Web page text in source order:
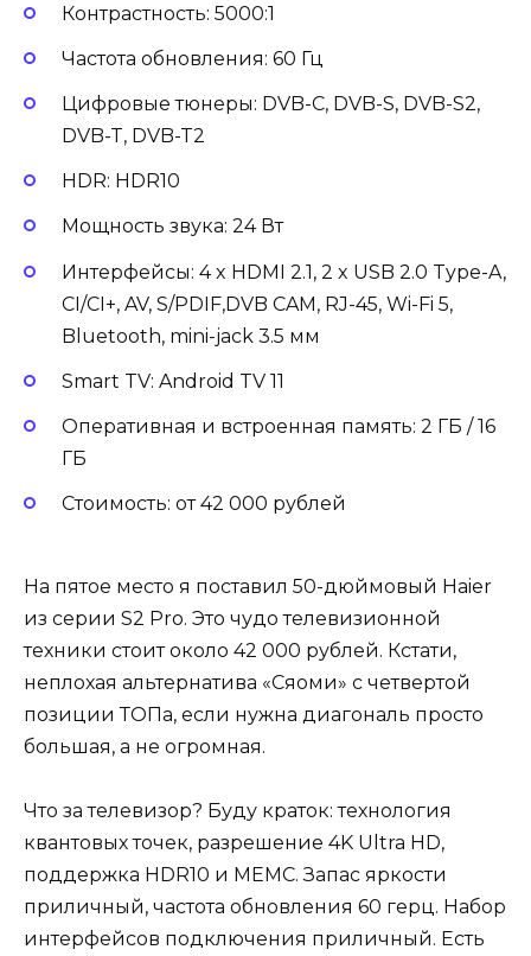
Контрастность: 5000:1
Частота обновления: 60 Гц
Цифровые тюнеры: DVB-C, DVB-S, DVB-S2,
DVB-T, DVB-T2
HDR: HDR10
Мощность звука: 24 Вт
Интерфейсы: 4 x HDMI 2.1, 2 x USB 2.0 Type-A,
CI/CI+, AV, S/PDIF,DVB CAM, RJ-45, Wi-Fi 5,
Bluetooth, mini-jack 3.5 мм
Smart TV: Android TV 11
Оперативная и встроенная память: 2 ГБ / 16
ГБ
Стоимость: от 42 000 рублей
На пятое место я поставил 50-дюймовый Haier
из серии S2 Pro. Это чудо телевизионной
техники стоит около 42 000 рублей. Кстати,
неплохая альтернатива «Сяоми» с четвертой
позиции ТОПа, если нужна диагональ просто
большая, а не огромная.
Что за телевизор? Буду краток: технология
квантовых точек, разрешение 4K Ultra HD,
поддержка HDR10 и MEMC. Запас яркости
приличный, частота обновления 60 герц. Набор
интерфейсов подключения приличный. Есть